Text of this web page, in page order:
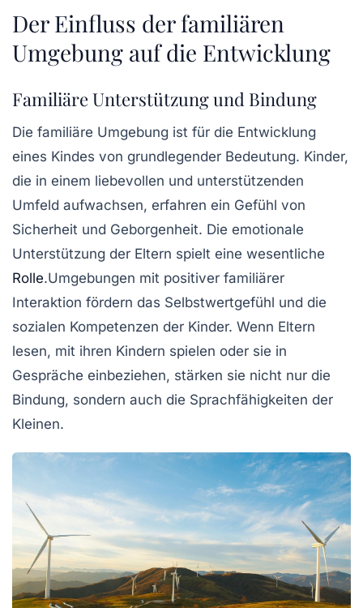
Der Einfluss der familiären
Umgebung auf die Entwicklung
Familiäre Unterstützung und Bindung
Die familiäre Umgebung ist für die Entwicklung
eines Kindes von grundlegender Bedeutung. Kinder,
die in einem liebevollen und unterstützenden
Umfeld aufwachsen, erfahren ein Gefühl von
Sicherheit und Geborgenheit. Die emotionale
Unterstützung der Eltern spielt eine wesentliche
Rolle.Umgebungen mit positiver familiärer
Interaktion fördern das Selbstwertgefühl und die
sozialen Kompetenzen der Kinder. Wenn Eltern
lesen, mit ihren Kindern spielen oder sie in
Gespräche einbeziehen, stärken sie nicht nur die
Bindung, sondern auch die Sprachfähigkeiten der
Kleinen.